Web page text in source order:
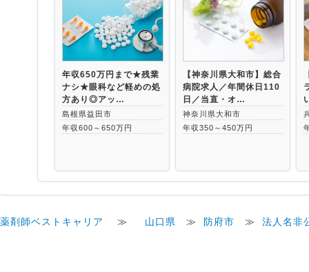
年収650万円まで★残業
ナシ★眼科など軽めの処
方あり◎アッ…
島根県益田市
年収600～650万円
【神奈川県大和市】総合
病院求人／年間休日110
日／当直・オ…
神奈川県大和市
年収350～450万円
薬剤師ベストキャリア ≫ 山口県 ≫ 防府市 ≫ 法人名非